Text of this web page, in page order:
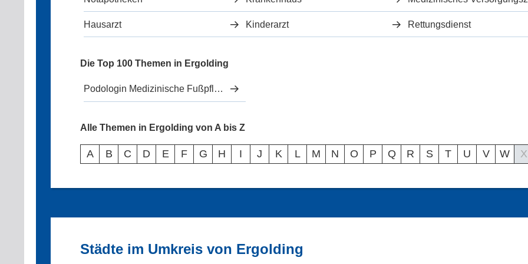
Hausarzt Kinderarzt Rettungsdienst
Die Top 100 Themen in Ergolding
Podologin Medizinische Fußpflege
Alle Themen in Ergolding von A bis Z
A B C D E F G H I J K L M N O P Q R S T U V W X
Städte im Umkreis von Ergolding